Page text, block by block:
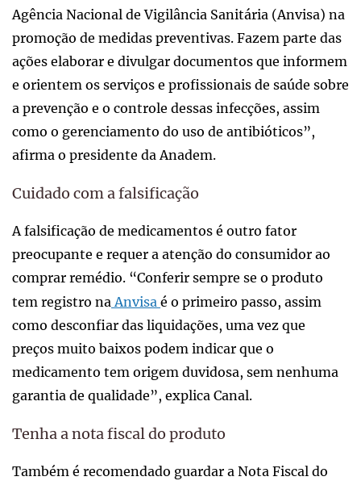
Agência Nacional de Vigilância Sanitária (Anvisa) na
promoção de medidas preventivas. Fazem parte das
ações elaborar e divulgar documentos que informem
e orientem os serviços e profissionais de saúde sobre
a prevenção e o controle dessas infecções, assim
como o gerenciamento do uso de antibióticos”,
afirma o presidente da Anadem.
Cuidado com a falsificação
A falsificação de medicamentos é outro fator
preocupante e requer a atenção do consumidor ao
comprar remédio. “Conferir sempre se o produto
tem registro na Anvisa é o primeiro passo, assim
como desconfiar das liquidações, uma vez que
preços muito baixos podem indicar que o
medicamento tem origem duvidosa, sem nenhuma
garantia de qualidade”, explica Canal.
Tenha a nota fiscal do produto
Também é recomendado guardar a Nota Fiscal do